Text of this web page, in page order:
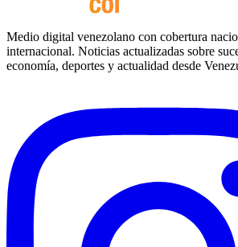
Medio digital venezolano con cobertura
internacional. Noticias actualizadas sobre
economía, deportes y actualidad desde